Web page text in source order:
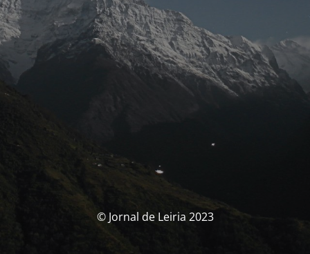
© Jornal de Leiria 2023